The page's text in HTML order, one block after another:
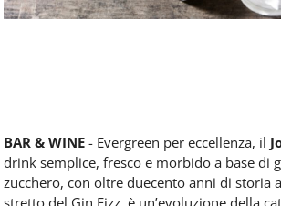
BAR & WINE - Evergreen per eccellenza, il
drink semplice, fresco e morbido a base di
zucchero, con oltre duecento anni di storia